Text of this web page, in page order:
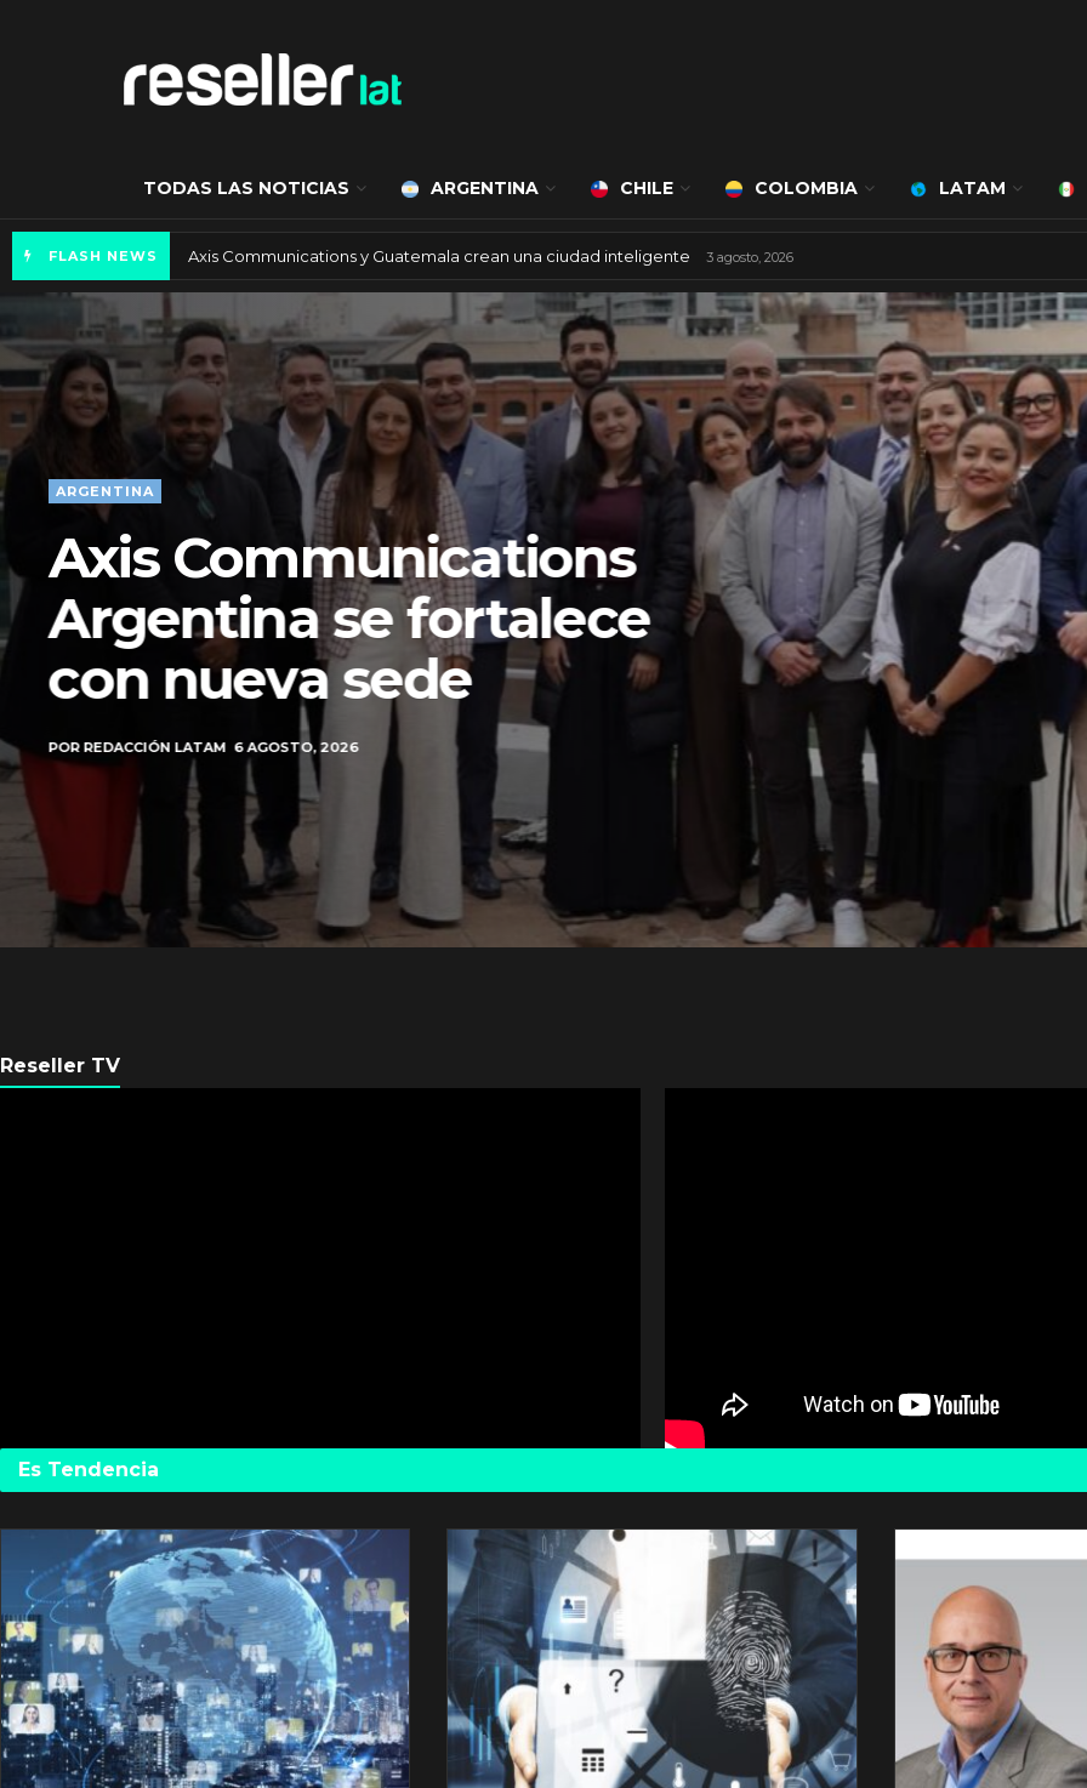
TODAS LAS NOTICIAS ARGENTINA CHILE COLOMBIA LATAM
FLASH NEWS Axis Communications Argentina se fortalece con nueva sede 6 agosto, 2026
ARGENTINA
Axis Communications
Argentina se fortalece
con nueva sede
POR REDACCIÓN LATAM 6 AGOSTO, 2026
Reseller TV
Es Tendencia